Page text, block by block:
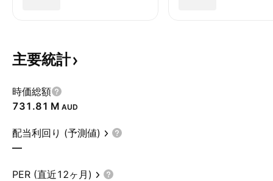
主要統計
時価総額
‪731.81 M‬ AUD
配当利回り (予測値)
—
PER (直近12ヶ月)